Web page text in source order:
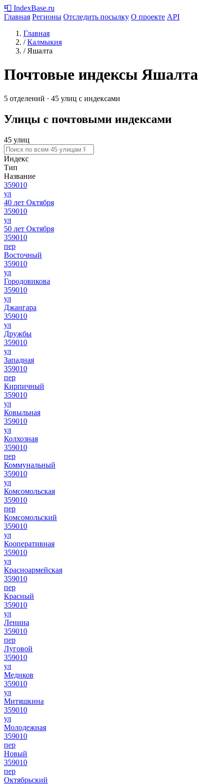
📮 IndexBase.ru
Главная Регионы Отследить посылку О проекте API
Главная
/ Калмыкия
/ Яшалта
Почтовые индексы Яшалта
5 отделений · 45 улиц с индексами
Улицы с почтовыми индексами
45 улиц
Индекс
Тип
Название
359010
ул
40 лет Октября
359010
ул
50 лет Октября
359010
пер
Восточный
359010
ул
Городовикова
359010
ул
Джангара
359010
ул
Дружбы
359010
ул
Западная
359010
пер
Кирпичный
359010
ул
Ковыльная
359010
ул
Колхозная
359010
пер
Коммунальный
359010
ул
Комсомольская
359010
пер
Комсомольский
359010
ул
Кооперативная
359010
ул
Красноармейская
359010
пер
Красный
359010
ул
Ленина
359010
пер
Луговой
359010
ул
Медиков
359010
ул
Митяшкина
359010
ул
Молодежная
359010
пер
Новый
359010
пер
Октябрьский